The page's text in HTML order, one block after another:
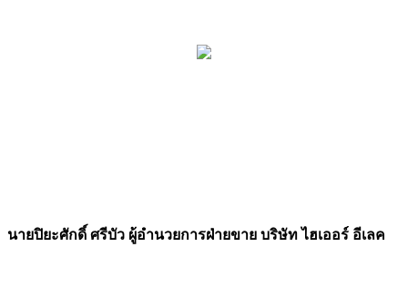
นายปิยะศักดิ์ ศรีบัว ผู้อำนวยการฝ่ายขาย บริษัท ไฮเออร์ อีเลค